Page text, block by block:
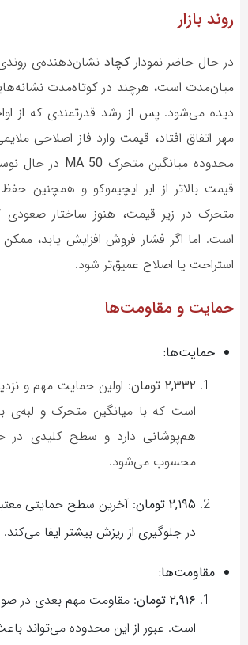
روند بازار
در حال حاضر نمودارکچاد نشان‌دهنده‌ی
میان‌مدت است، هرچند در کوتاه‌مدت
دیده می‌شود. پس از رشد قدرتمندی که از
مهر اتفاق افتاد، قیمت وارد فاز اصلاحی
محدوده میانگین متحرک MA 50 در حال
قیمت بالاتر از ابر ایچیموکو و همچنین
متحرک در زیر قیمت، هنوز ساختار
است. اما اگر فشار فروش افزایش یابد، ممکن
استراحت یا اصلاح عمیق‌تر شود.
حمایت و مقاومت‌ها
حمایت‌ها:
۲,۳۳۲ تومان
: اولین حمایت مهم و
است که با میانگین متحرک و لبه‌ی
هم‌پوشانی دارد و سطح کلیدی در
محسوب می‌شود.
۲,۱۹۵ تومان
: آخرین سطح حمایتی
در جلوگیری از ریزش بیشتر ایفا می‌کند.
مقاومت‌ها:
۲,۹۱۶ تومان
: مقاومت مهم بعدی در
است. عبور از این محدوده می‌تواند